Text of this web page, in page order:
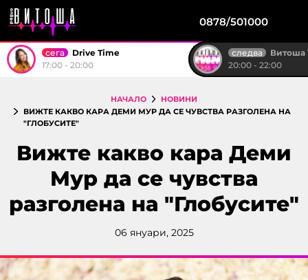
0878/501000
сега
Drive Time
17:00 - 20:00
следва
Витоша
20:00 - 22:00
НАЧАЛО
НОВИНИ
ВИЖТЕ КАКВО КАРА ДЕМИ МУР ДА СЕ ЧУВСТВА РАЗГОЛЕНА НА
"ГЛОБУСИТЕ"
Вижте какво кара Деми
Мур да се чувства
разголена на "Глобусите"
06 януари, 2025